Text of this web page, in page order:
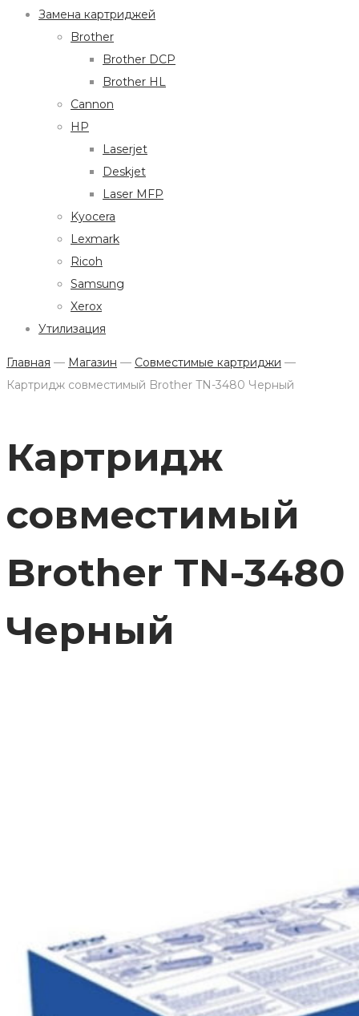
Замена картриджей
Brother
Brother DCP
Brother HL
Cannon
HP
Laserjet
Deskjet
Laser MFP
Kyocera
Lexmark
Ricoh
Samsung
Xerox
Утилизация
Главная — Магазин — Совместимые картриджи —
Картридж совместимый Brother TN-3480 Черный
Картридж
совместимый
Brother TN-3480
Черный